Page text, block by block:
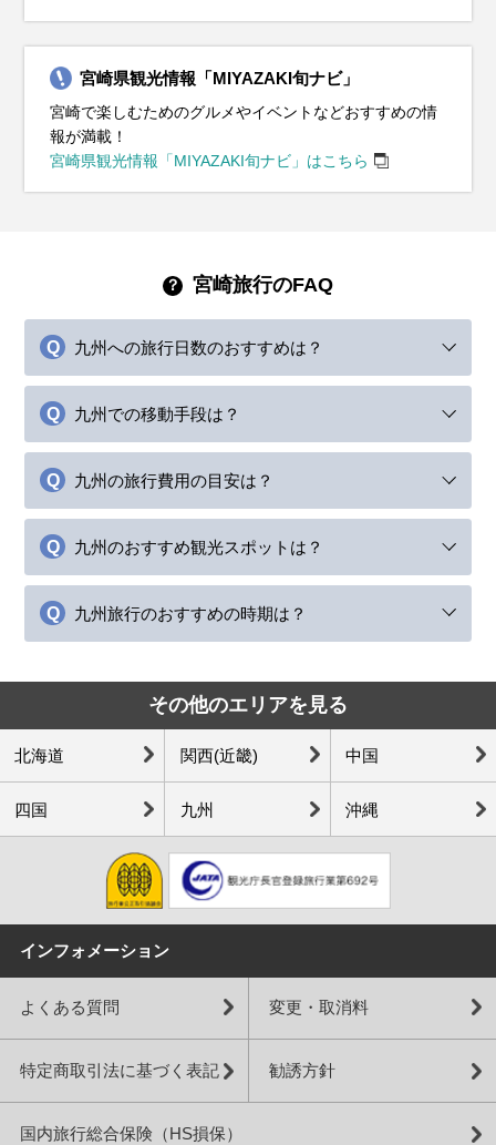
宮崎県観光情報「MIYAZAKI旬ナビ」
宮崎で楽しむためのグルメやイベントなどおすすめの情
報が満載！
宮崎県観光情報「MIYAZAKI旬ナビ」はこちら
宮崎旅行のFAQ
九州への旅行日数のおすすめは？
九州での移動手段は？
九州の旅行費用の目安は？
九州のおすすめ観光スポットは？
九州旅行のおすすめの時期は？
その他のエリアを見る
北海道 関西(近畿) 中国
四国 九州 沖縄
インフォメーション
よくある質問 変更・取消料
特定商取引法に基づく表記 勧誘方針
国内旅行総合保険（HS損保）